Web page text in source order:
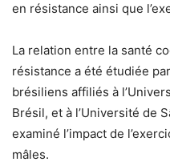
en résistance ainsi que
La relation entre la santé
résistance a été étudiée
brésiliens affiliés à
Brésil, et à l’Université de
examiné l’impact de
mâles.